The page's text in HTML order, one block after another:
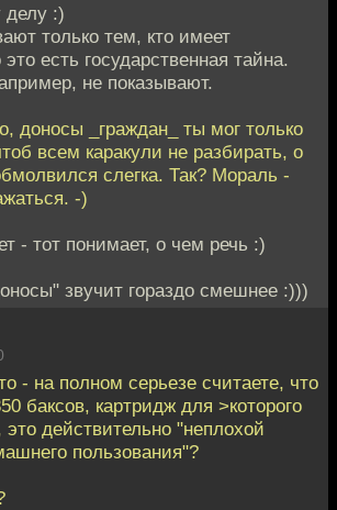
делу :)
только тем, кто имеет
есть государственная тайна.
не показывают.
доносы _граждан_ ты мог только
всем каракули не разбирать, о
слегка. Так? Мораль -
-)
- тот понимает, о чем речь :)
звучит гораздо смешнее :)))
- на полном серьезе считаете, что
баксов, картридж для >которого
это действительно "неплохой
пользования"?